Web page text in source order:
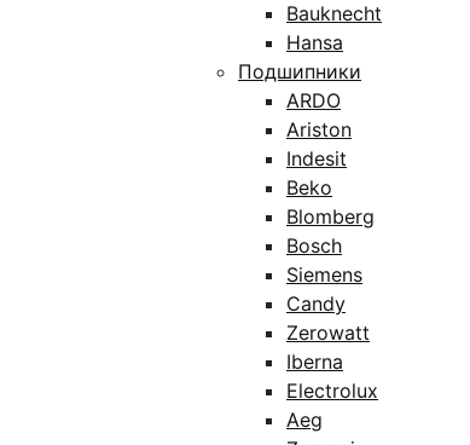
Bauknecht
Hansa
Подшипники
ARDO
Ariston
Indesit
Beko
Blomberg
Bosch
Siemens
Candy
Zerowatt
Iberna
Electrolux
Aeg